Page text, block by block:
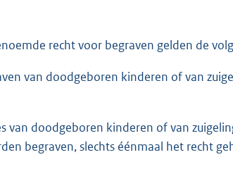
recht voor begraven gelden de
van doodgeboren kinderen of van
van doodgeboren kinderen of van
begraven, slechts éénmaal het recht